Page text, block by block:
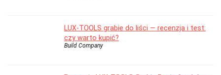
LUX-TOOLS grabie do liści — recenzja i test:
czy warto kupić?
Build Company